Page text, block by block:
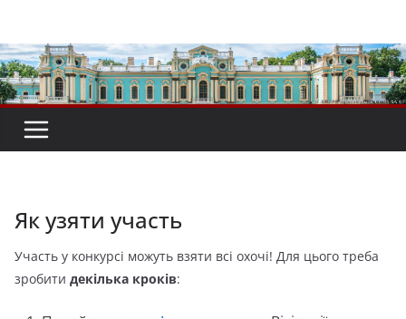
вмісту
Як узяти участь
Участь у конкурсі можуть взяти всі охочі! Для цього треба
зробити декілька кроків: